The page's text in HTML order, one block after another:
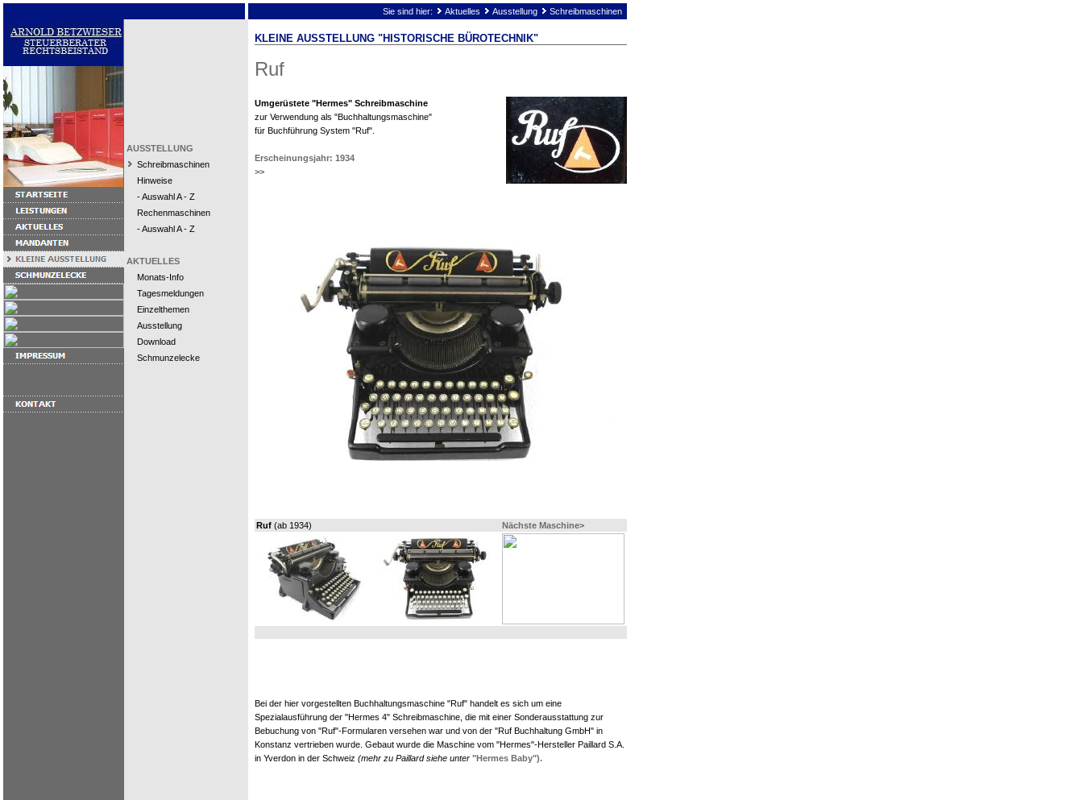
Sie sind hier: Aktuelles Ausstellung Schreibmaschinen
AUSSTELLUNG
Schreibmaschinen
Hinweise
- Auswahl A - Z
Rechenmaschinen
- Auswahl A - Z
AKTUELLES
Monats-Info
Tagesmeldungen
Einzelthemen
Ausstellung
Download
Schmunzelecke
KLEINE AUSSTELLUNG "HISTORISCHE BÜROTECHNIK"
Ruf
Umgerüstete "Hermes" Schreibmaschine
zur Verwendung als "Buchhaltungsmaschine"
für Buchführung System "Ruf".
Erscheinungsjahr: 1934
>>
Ruf (ab 1934) Nächste Maschine>
Bei der hier vorgestellten Buchhaltungsmaschine "Ruf" handelt es sich um eine
Spezialausführung der "Hermes 4" Schreibmaschine, die mit einer Sonderausstattung zur
Bebuchung von "Ruf"-Formularen versehen war und von der "Ruf Buchhaltung GmbH" in
Konstanz vertrieben wurde. Gebaut wurde die Maschine vom "Hermes"-Hersteller Paillard S.A.
in Yverdon in der Schweiz (mehr zu Paillard siehe unter "Hermes Baby").